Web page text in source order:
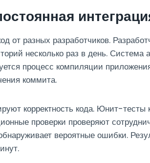
от разных разработчиков.
несколько раз в день. Система
процесс компиляции
коммита.
корректность кода. Юнит-тесты
проверки проверяют
вероятные ошибки.